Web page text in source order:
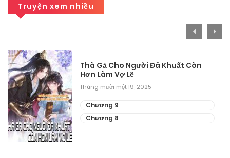
Truyện xem nhiều
Thà Gả Cho Người Đã Khuất Còn
Hơn Làm Vợ Lẽ
Tháng mười một 19, 2025
Chương 9
Chương 8